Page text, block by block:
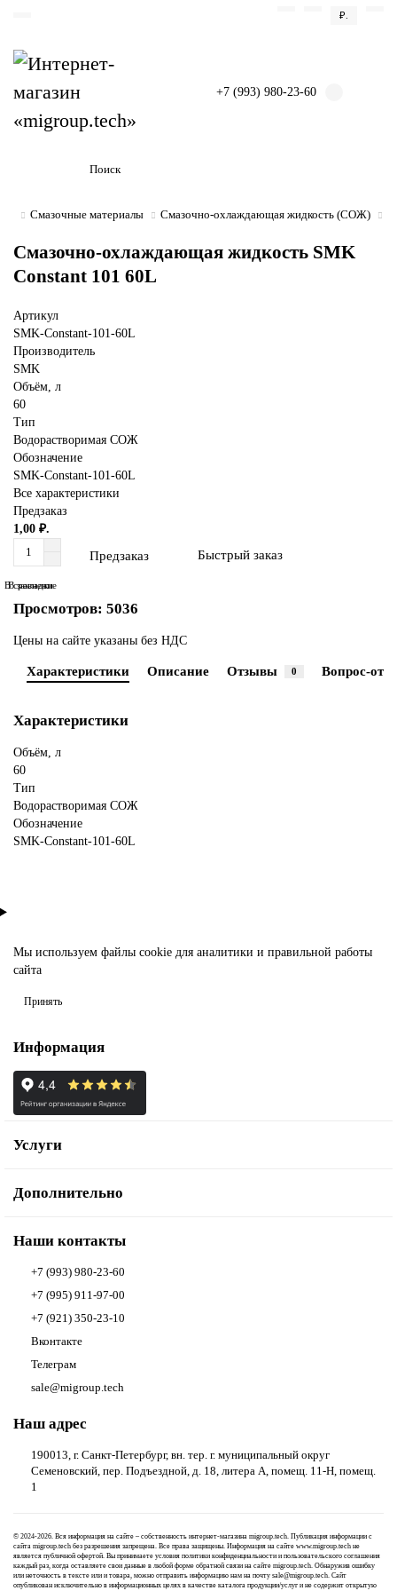
₽.
+7 (993) 980-23-60
Смазочные материалы Смазочно-охлаждающая жидкость (СОЖ)
Смазочно-охлаждающая жидкость SMK
Constant 101 60L
Артикул
SMK-Constant-101-60L
Производитель
SMK
Объём, л
60
Тип
Водорастворимая СОЖ
Обозначение
SMK-Constant-101-60L
Все характеристики
Предзаказ
1,00 ₽.
Предзаказ Быстрый заказ
В закладки
В сравнение
Просмотров: 5036
Цены на сайте указаны без НДС
Характеристики Описание Отзывы 0 Вопрос-
Характеристики
Объём, л
60
Тип
Водорастворимая СОЖ
Обозначение
SMK-Constant-101-60L
Мы используем файлы cookie для аналитики и правильной работы
сайта
Принять
Информация
Услуги
Дополнительно
Наши контакты
+7 (993) 980-23-60
+7 (995) 911-97-00
+7 (921) 350-23-10
Вконтакте
Телеграм
sale@migroup.tech
Наш адрес
190013, г. Санкт-Петербург, вн. тер. г. муниципальный округ
Семеновский, пер. Подъездной, д. 18, литера А, помещ. 11-Н, помещ.
1
© 2024-2026. Вся информация на сайте – собственность интернет-магазина migroup.tech. Публикация информации с
сайта migroup.tech без разрешения запрещена. Все права защищены. Информация на сайте www.migroup.tech не
является публичной офертой. Вы принимаете условия политики конфиденциальности и пользовательского соглашения
каждый раз, когда оставляете свои данные в любой форме обратной связи на сайте migroup.tech. Обнаружив ошибку
или неточность в тексте или и товара, можно отправить информацию нам на почту sale@migroup.tech. Сайт
опубликован исключительно в информационных целях в качестве каталога продукции/услуг и не содержит открытую